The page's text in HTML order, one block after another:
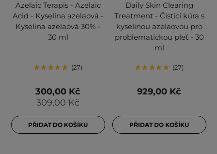
Azelaic Terapis - Azelaic
Acid - Kyselina azelaová -
Kyselina azelaová 30% -
30 ml
27
309,00 Kč
300,00 Kč
PŘIDAT DO KOŠÍKU
Daily Skin Clearing
Treatment - Čisticí kúra s
kyselinou azelaovou pro
problematickou pleť - 30
ml
27
929,00 Kč
PŘIDAT DO KOŠÍKU